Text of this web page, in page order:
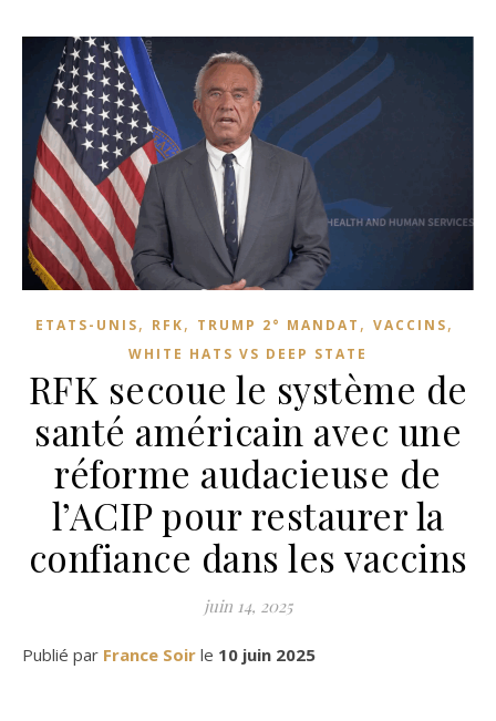
ETATS-UNIS, RFK, TRUMP 2° MANDAT , VACCINS,
WHITE HATS VS DEEP STATE
RFK secoue le système de
santé américain avec une
réforme audacieuse de
l’ACIP pour restaurer la
confiance dans les vaccins
juin 14, 2025
Publié par France Soir le 10 juin 2025